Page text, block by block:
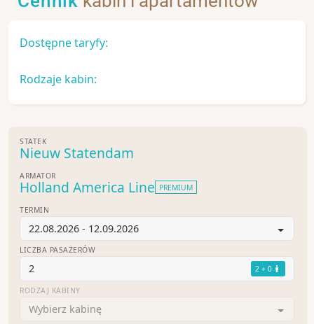
Dostępne taryfy:
Rodzaje kabin:
STATEK
Nieuw Statendam
ARMATOR
Holland America Line PREMIUM
TERMIN
22.08.2026 - 12.09.2026
LICZBA PASAŻERÓW
2 2 + 0
RODZAJ KABINY
Wybierz kabinę